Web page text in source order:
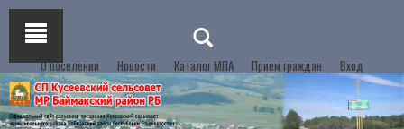
О поселении Новости Каталог МПА Прием граждан Вход